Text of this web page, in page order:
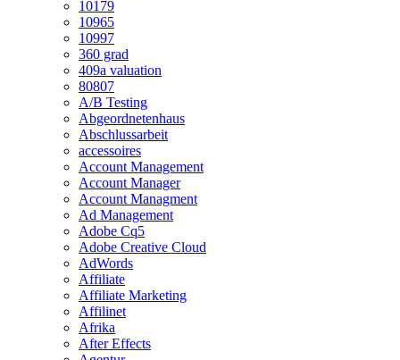
10179
10965
10997
360 grad
409a valuation
80807
A/B Testing
Abgeordnetenhaus
Abschlussarbeit
accessoires
Account Management
Account Manager
Account Managment
Ad Management
Adobe Cq5
Adobe Creative Cloud
AdWords
Affiliate
Affiliate Marketing
Affilinet
Afrika
After Effects